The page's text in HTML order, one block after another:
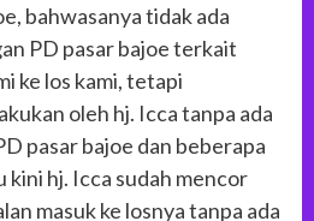
bahwasanya tidak ada
PD pasar bajoe terkait
ke los kami, tetapi
oleh hj. Icca tanpa ada
pasar bajoe dan beberapa
kini hj. Icca sudah mencor
masuk ke losnya tanpa ada